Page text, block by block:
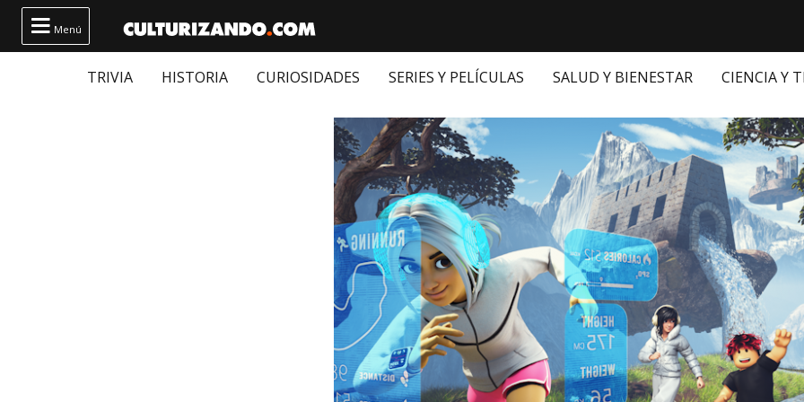
 Menú
TRIVIA HISTORIA CURIOSIDADES SERIES Y PELÍCULAS SALUD Y BIENESTAR CIENCIA Y